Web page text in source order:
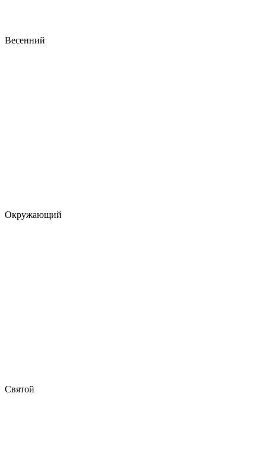
Весенний
Окружающий
Святой